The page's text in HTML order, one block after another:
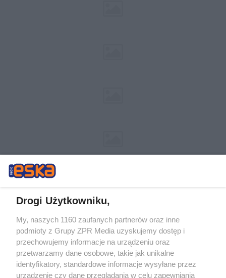
Żaden utwór zamieszczony w serwisie nie może być powielany i
rozpowszechniany lub dalej rozpowszechniany w jakikolwiek sposób (w
tym także elektroniczny lub mechaniczny) na jakimkolwiek polu
eksploatacji w jakiejkolwiek formie, włącznie z umieszczaniem w
Internecie bez pisemnej zgody właściciela praw. Jakiekolwiek użycie lub
wykorzystanie utworów w całości lub w części z naruszeniem prawa,
tzn. bez właściwej zgody, jest zabronione pod groźbą kary i może być
Drogi Użytkowniku,
My, naszych 1160 zaufanych partnerów oraz inne
podmioty z Grupy ZPR Media uzyskujemy dostęp i
przechowujemy informacje na urządzeniu oraz
przetwarzamy dane osobowe, takie jak unikalne
identyfikatory, standardowe informacje wysyłane przez
urządzenie czy dane przeglądania w celu zapewniania